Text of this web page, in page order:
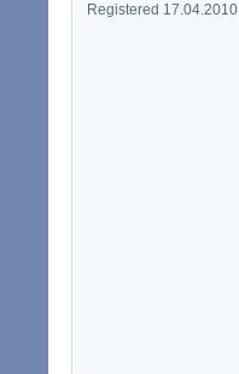
Registered 17.04.2010